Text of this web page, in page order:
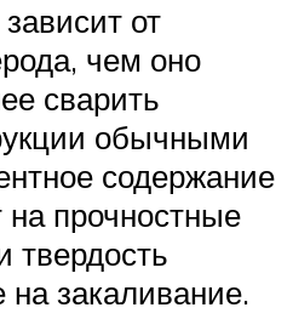
от
чем оно
сварить
обычными
содержание
на прочностные
твердость
на закаливание.